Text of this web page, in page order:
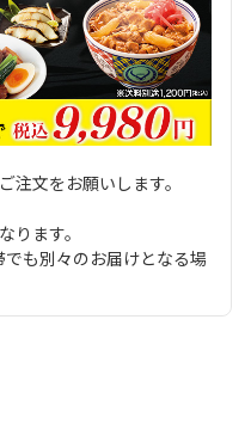
文をお願いします。
ます。
も別々のお届けとなる場